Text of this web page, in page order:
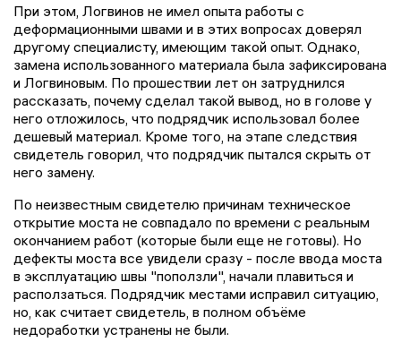
При этом, Логвинов не имел опыта работы с
деформационными швами и в этих вопросах доверял
другому специалисту, имеющим такой опыт. Однако,
замена использованного материала была зафиксирована
и Логвиновым. По прошествии лет он затруднился
рассказать, почему сделал такой вывод, но в голове у
него отложилось, что подрядчик использовал более
дешевый материал. Кроме того, на этапе следствия
свидетель говорил, что подрядчик пытался скрыть от
него замену.
По неизвестным свидетелю причинам техническое
открытие моста не совпадало по времени с реальным
окончанием работ (которые были еще не готовы). Но
дефекты моста все увидели сразу - после ввода моста
в эксплуатацию швы "поползли", начали плавиться и
расползаться. Подрядчик местами исправил ситуацию,
но, как считает свидетель, в полном объёме
недоработки устранены не были.